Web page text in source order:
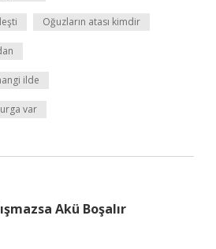
Oğuzların atası kimdir
ilde
var
Akü Boşalır